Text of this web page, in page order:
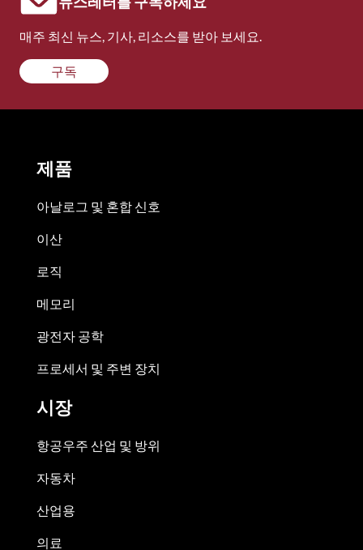
매주 최신 뉴스, 기사, 리소스를 받아 보세요.
구독
제품
아날로그 및 혼합 신호
이산
로직
메모리
광전자 공학
프로세서 및 주변 장치
시장
항공우주 산업 및 방위
자동차
산업용
의료